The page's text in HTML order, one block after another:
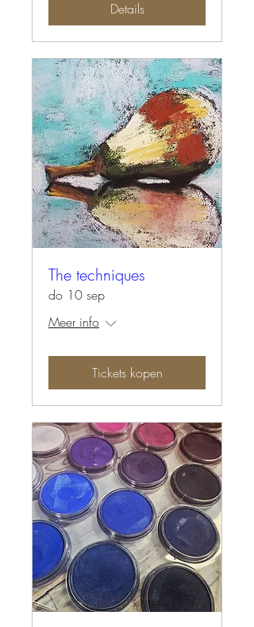
Details
The techniques
do 10 sep
Meer info
Tickets kopen